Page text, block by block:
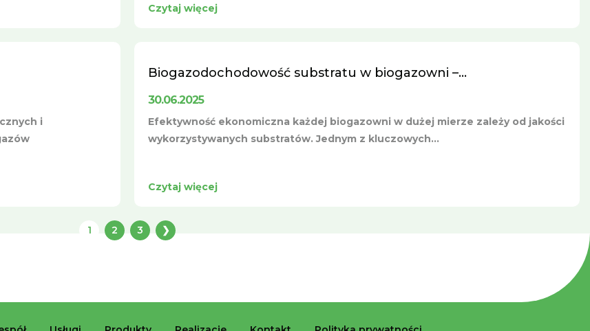
Czytaj więcej
i
Biogazodochodowość substratu w biogazowni –...
30.06.2025
Efektywność ekonomiczna każdej biogazowni w dużej mierze zależy od jakości
wykorzystywanych substratów. Jednym z kluczowych...
Czytaj więcej
1 2 3 ❯